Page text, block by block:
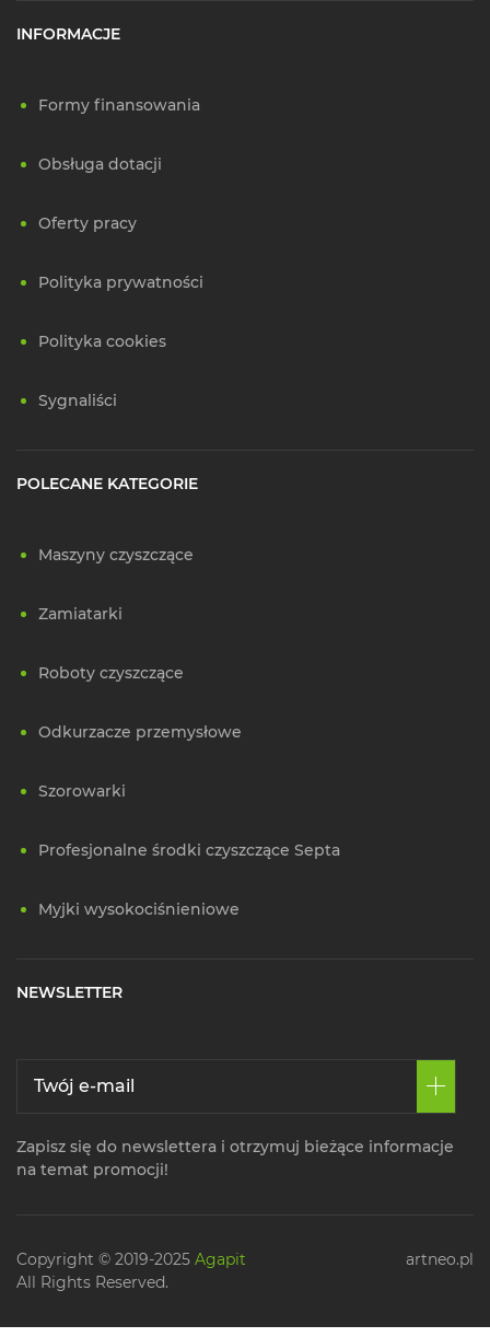
INFORMACJE
Formy finansowania
Obsługa dotacji
Oferty pracy
Polityka prywatności
Polityka cookies
Sygnaliści
POLECANE KATEGORIE
Maszyny czyszczące
Zamiatarki
Roboty czyszczące
Odkurzacze przemysłowe
Szorowarki
Profesjonalne środki czyszczące Septa
Myjki wysokociśnieniowe
NEWSLETTER
Zapisz się do newslettera i otrzymuj bieżące informacje
na temat promocji!
Copyright © 2019-2025 Agapit
All Rights Reserved.
artneo.pl